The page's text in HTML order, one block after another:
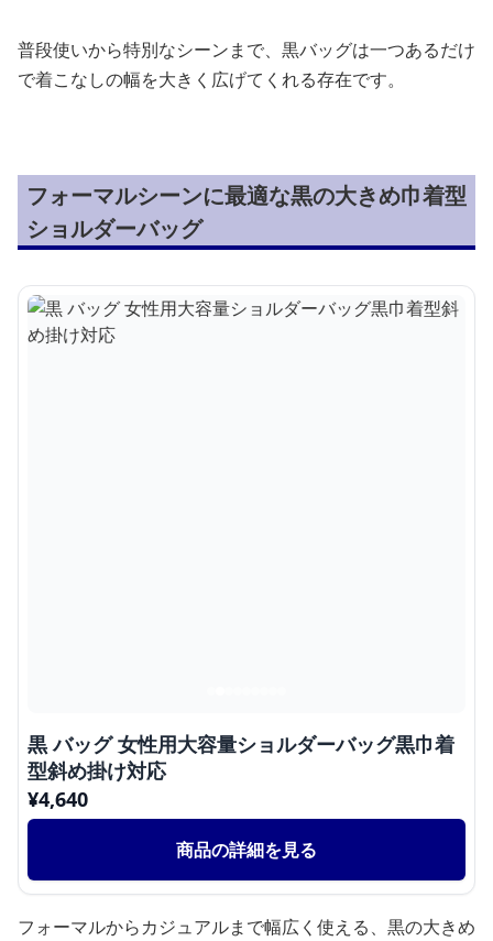
普段使いから特別なシーンまで、黒バッグは一つあるだけ
で着こなしの幅を大きく広げてくれる存在です。
フォーマルシーンに最適な黒の大きめ巾着型
ショルダーバッグ
黒 バッグ 女性用大容量ショルダーバッグ黒巾着
型斜め掛け対応
¥4,640
商品の詳細を見る
フォーマルからカジュアルまで幅広く使える、黒の大きめ